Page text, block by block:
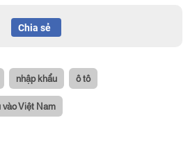
Chia sẻ
nhập khẩu ô tô
Việt Nam